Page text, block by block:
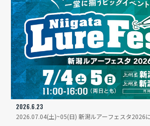
2026.6.23
2026.07.04(土)~05(日) 新潟ルアーフェスタ2026